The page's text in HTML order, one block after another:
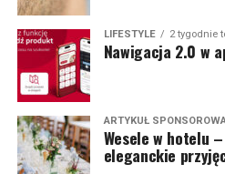
LIFESTYLE 2 tygodnie
Nawigacja 2.0 w
ARTYKUŁ
Wesele w hotelu
eleganckie